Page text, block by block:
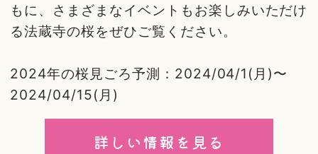
もに、さまざまなイベントもお楽しみいただけ
る法蔵寺の桜をぜひご覧ください。
2024年の桜見ごろ予測：2024/04/1(月)〜
2024/04/15(月)
詳しい情報を見る